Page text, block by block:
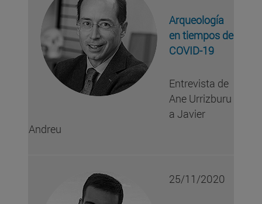
Arqueología
en tiempos de
COVID-19
Entrevista de
Ane Urrizburu
a Javier
Andreu
25/11/2020